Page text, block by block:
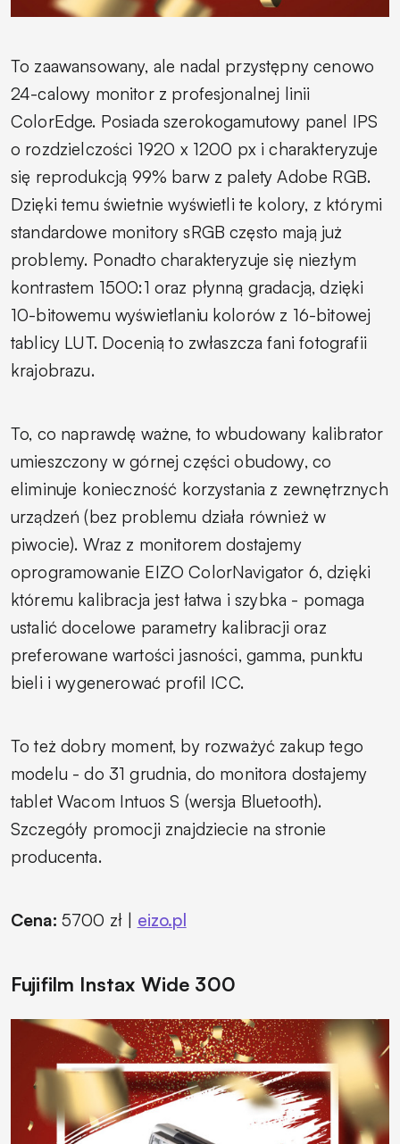
To zaawansowany, ale nadal przystępny cenowo
24-calowy monitor z profesjonalnej linii
ColorEdge. Posiada szerokogamutowy panel IPS
o rozdzielczości 1920 x 1200 px i charakteryzuje
się reprodukcją 99% barw z palety Adobe RGB.
Dzięki temu świetnie wyświetli te kolory, z którymi
standardowe monitory sRGB często mają już
problemy. Ponadto charakteryzuje się niezłym
kontrastem 1500:1 oraz płynną gradacją, dzięki
10-bitowemu wyświetlaniu kolorów z 16-bitowej
tablicy LUT. Docenią to zwłaszcza fani fotografii
krajobrazu.
To, co naprawdę ważne, to wbudowany kalibrator
umieszczony w górnej części obudowy, co
eliminuje konieczność korzystania z zewnętrznych
urządzeń (bez problemu działa również w
piwocie). Wraz z monitorem dostajemy
oprogramowanie EIZO ColorNavigator 6, dzięki
któremu kalibracja jest łatwa i szybka - pomaga
ustalić docelowe parametry kalibracji oraz
preferowane wartości jasności, gamma, punktu
bieli i wygenerować profil ICC.
To też dobry moment, by rozważyć zakup tego
modelu - do 31 grudnia, do monitora dostajemy
tablet Wacom Intuos S (wersja Bluetooth).
Szczegóły promocji znajdziecie na stronie
producenta.
Cena: 5700 zł | eizo.pl
Fujifilm Instax Wide 300